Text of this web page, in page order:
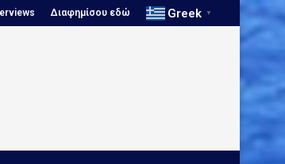
Κώστας Πασλής: «Επενδύουμε... Παγκόσμιο
Διαφημίσου εδώ Greek ▼